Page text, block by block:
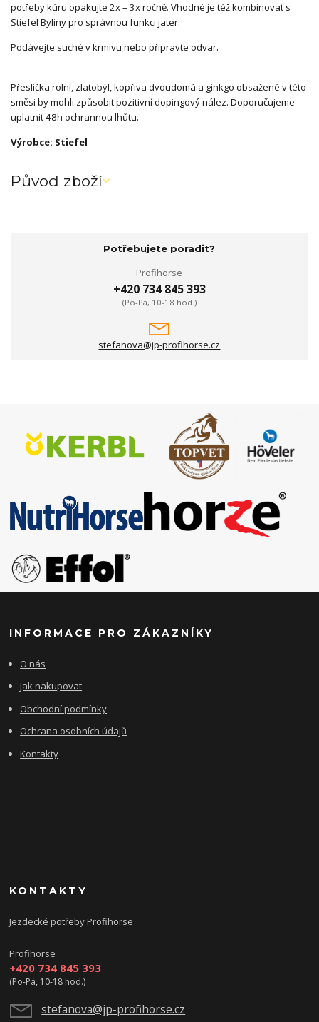
potřeby kúru opakujte 2x – 3x ročně. Vhodné je též kombinovat s
Stiefel Byliny pro správnou funkci jater.
Podávejte suché v krmivu nebo připravte odvar.
Přeslička rolní, zlatobýl, kopřiva dvoudomá a ginkgo obsažené v této
směsi by mohli způsobit pozitivní dopingový nález. Doporučujeme
uplatnit 48h ochrannou lhůtu.
Výrobce: Stiefel
Původ zboží
Potřebujete poradit?
Profihorse
+420 734 845 393
(Po-Pá, 10-18 hod.)
stefanova@jp-profihorse.cz
INFORMACE PRO ZÁKAZNÍKY
O nás
Jak nakupovat
Obchodní podmínky
Ochrana osobních údajů
Kontakty
KONTAKTY
Jezdecké potřeby Profihorse
Profihorse
+420 734 845 393
(Po-Pá, 10-18 hod.)
stefanova@jp-profihorse.cz